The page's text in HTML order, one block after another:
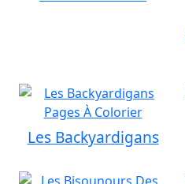
Les Backyardigans